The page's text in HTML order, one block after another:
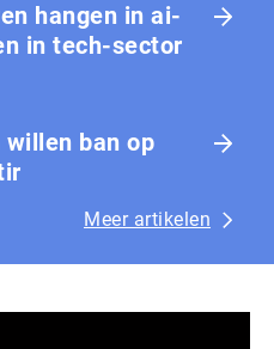
hangen in ai-
in tech-sector
ban op
Meer artikelen